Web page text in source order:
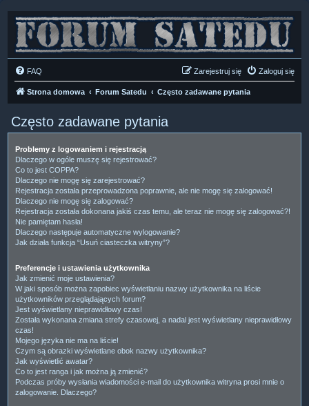
FAQ Zaloguj się
Zarejestruj się
Strona domowa Forum Satedu Często zadawane pytania
Często zadawane pytania
Problemy z logowaniem i rejestracją
Dlaczego w ogóle muszę się rejestrować?
Co to jest COPPA?
Dlaczego nie mogę się zarejestrować?
Rejestracja została przeprowadzona poprawnie, ale nie mogę się zalogować!
Dlaczego nie mogę się zalogować?
Rejestracja została dokonana jakiś czas temu, ale teraz nie mogę się zalogować?!
Nie pamiętam hasła!
Dlaczego następuje automatyczne wylogowanie?
Jak działa funkcja “Usuń ciasteczka witryny”?
Preferencje i ustawienia użytkownika
Jak zmienić moje ustawienia?
W jaki sposób można zapobiec wyświetlaniu nazwy użytkownika na liście
użytkowników przeglądających forum?
Jest wyświetlany nieprawidłowy czas!
Została wykonana zmiana strefy czasowej, a nadal jest wyświetlany nieprawidłowy
czas!
Mojego języka nie ma na liście!
Czym są obrazki wyświetlane obok nazwy użytkownika?
Jak wyświetlić awatar?
Co to jest ranga i jak można ją zmienić?
Podczas próby wysłania wiadomości e-mail do użytkownika witryna prosi mnie o
zalogowanie. Dlaczego?